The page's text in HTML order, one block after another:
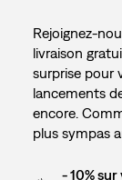
Rejoignez-
livraison
surprise pour
lancements
encore.
plus sympas
- 10%